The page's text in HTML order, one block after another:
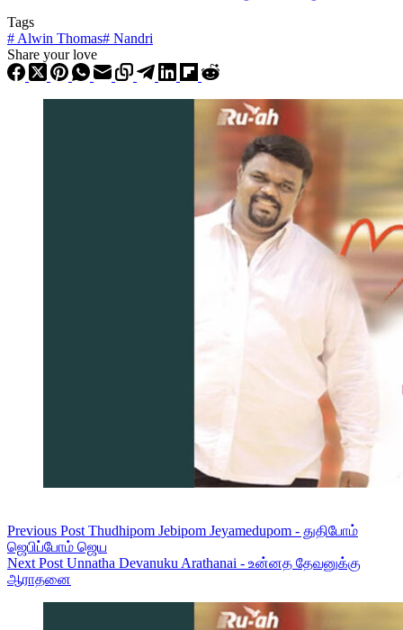
Tags
# Alwin Thomas# Nandri
Share your love
Previous Post Thudhipom Jebipom Jeyamedupom - துதிபோம்
ஜெபிப்போம் ஜெய
Next Post Unnatha Devanuku Arathanai - உன்னத தேவனுக்கு
ஆராதனை